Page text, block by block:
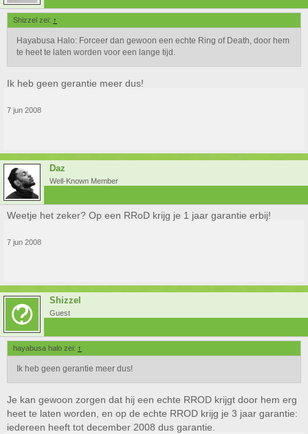
Shizzel zei: ↑
Hayabusa Halo: Forceer dan gewoon een echte Ring of Death, door hem
te heet te laten worden voor een lange tijd.
Ik heb geen gerantie meer dus!
7 jun 2008
Daz
Well-Known Member
Weetje het zeker? Op een RRoD krijg je 1 jaar garantie erbij!
7 jun 2008
Shizzel
Guest
hayabusa halo zei: ↑
Ik heb geen gerantie meer dus!
Je kan gewoon zorgen dat hij een echte RROD krijgt door hem erg
heet te laten worden, en op de echte RROD krijg je 3 jaar garantie:
iedereen heeft tot december 2008 dus garantie.